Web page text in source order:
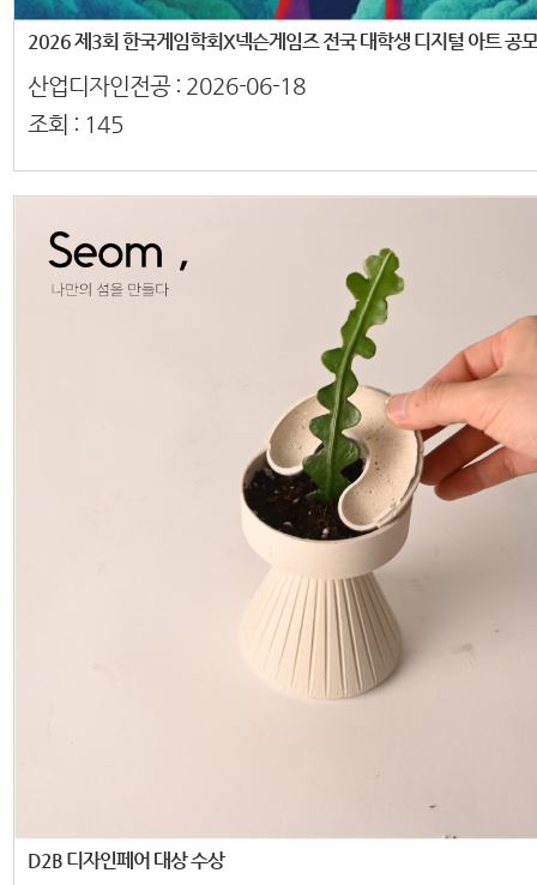
2026 제3회 한국게임학회X넥슨게임즈 전국 대학생 디지털 아트 공
산업디자인전공 : 2026-06-18
조회 : 145
D2B 디자인페어 대상 수상